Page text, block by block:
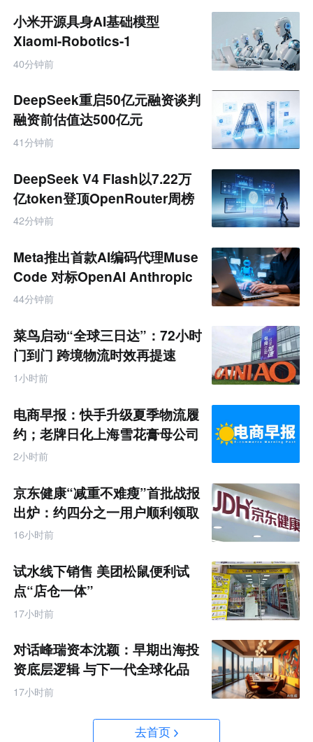
商
产
业
互
联
网
小米开源具身AI基础模型
Xiaomi-Robotics-1
40分钟前
DeepSeek重启50亿元融资谈判
融资前估值达500亿元
41分钟前
DeepSeek V4 Flash以7.22万
亿token登顶OpenRouter周榜
42分钟前
Meta推出首款AI编码代理Muse
Code 对标OpenAI Anthropic
44分钟前
菜鸟启动“全球三日达”：72小时
门到门 跨境物流时效再提速
1小时前
电商早报：快手升级夏季物流履
约；老牌日化上海雪花膏母公司
破产
2小时前
京东健康“减重不难瘦”首批战报
出炉：约四分之一用户顺利领取
200元挑战金
16小时前
试水线下销售 美团松鼠便利试
点“店仓一体”
17小时前
对话峰瑞资本沈颖：早期出海投
资底层逻辑 与下一代全球化品
牌画像
17小时前
去首页